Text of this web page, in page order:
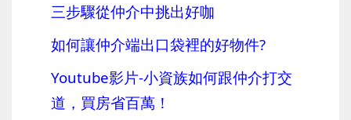
三步驟從仲介中挑出好咖
如何讓仲介端出口袋裡的好物件?
Youtube影片-小資族如何跟仲介打交
道，買房省百萬！